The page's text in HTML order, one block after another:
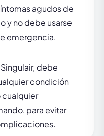
agudos de
y no debe usarse
emergencia.
debe
condición
cualquier
para evitar